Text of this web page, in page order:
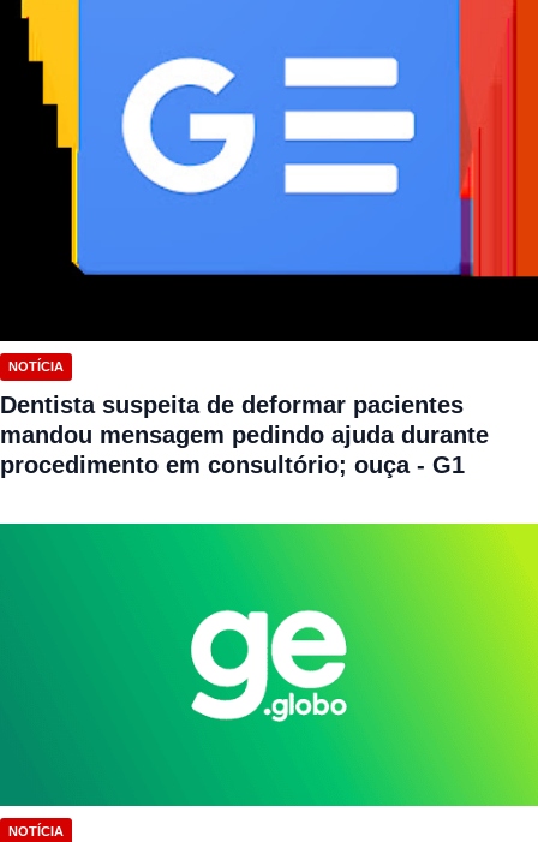
NOTÍCIA
Dentista suspeita de deformar pacientes
mandou mensagem pedindo ajuda durante
procedimento em consultório; ouça - G1
NOTÍCIA